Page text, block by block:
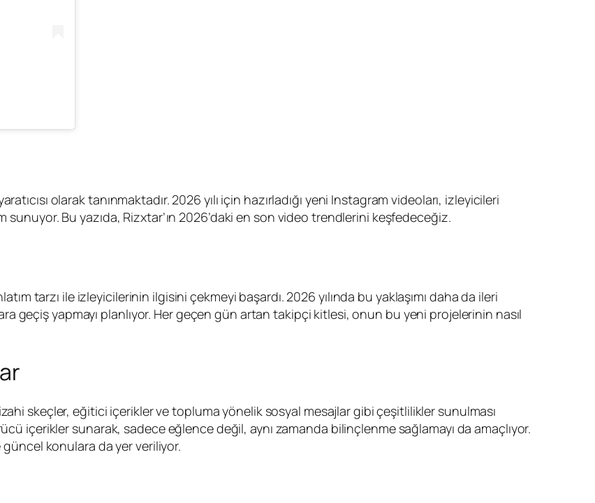
olarak tanınmaktadır. 2026 yılı için hazırladığı yeni Instagram videoları, izleyicileri
sunuyor. Bu yazıda, Rizxtar’ın 2026’daki en son video trendlerini keşfedeceğiz.
tarzı ile izleyicilerinin ilgisini çekmeyi başardı. 2026 yılında bu yaklaşımı daha da ileri
geçiş yapmayı planlıyor. Her geçen gün artan takipçi kitlesi, onun bu yeni projelerinin nasıl
skeçler, eğitici içerikler ve topluma yönelik sosyal mesajlar gibi çeşitlilikler sunulması
içerikler sunarak, sadece eğlence değil, aynı zamanda bilinçlenme sağlamayı da amaçlıyor.
konulara da yer veriliyor.